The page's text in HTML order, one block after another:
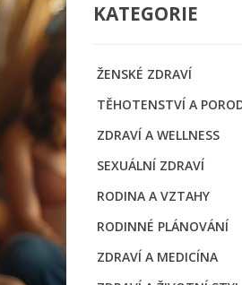
KATEGORIE
ŽENSKÉ ZDRAVÍ
TĚHOTENSTVÍ A
ZDRAVÍ A WELLNESS
SEXUÁLNÍ ZDRAVÍ
RODINA A VZTAHY
RODINNÉ PLÁNOVÁNÍ
ZDRAVÍ A MEDICÍNA